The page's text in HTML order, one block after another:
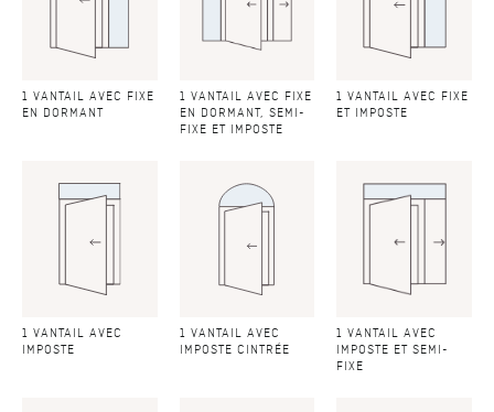
1 VANTAIL AVEC FIXE
EN DORMANT
1 VANTAIL AVEC FIXE
EN DORMANT, SEMI-
FIXE ET IMPOSTE
1 VANTAIL AVEC FIXE
ET IMPOSTE
1 VANTAIL AVEC
IMPOSTE
1 VANTAIL AVEC
IMPOSTE CINTRÉE
1 VANTAIL AVEC
IMPOSTE ET SEMI-
FIXE